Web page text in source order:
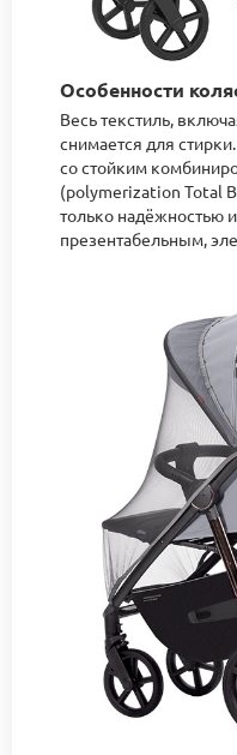
Особенности
Весь текстиль,
снимается для
со стойким
(polymerization Total
только надёжностью
презентабельным,